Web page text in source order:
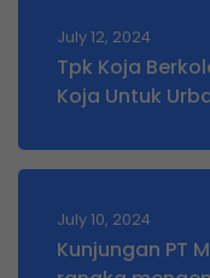
July 12, 2024
Tpk Koja
Koja Untuk
July 10, 2024
Kunjungan PT